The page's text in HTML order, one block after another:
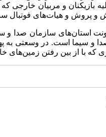
بازیکنان و مربیان خارجی
و پروش و هیات‌های
استان‌های سازمان صدا و
و سیما است. در وسعتی به
که با از بین رفتن